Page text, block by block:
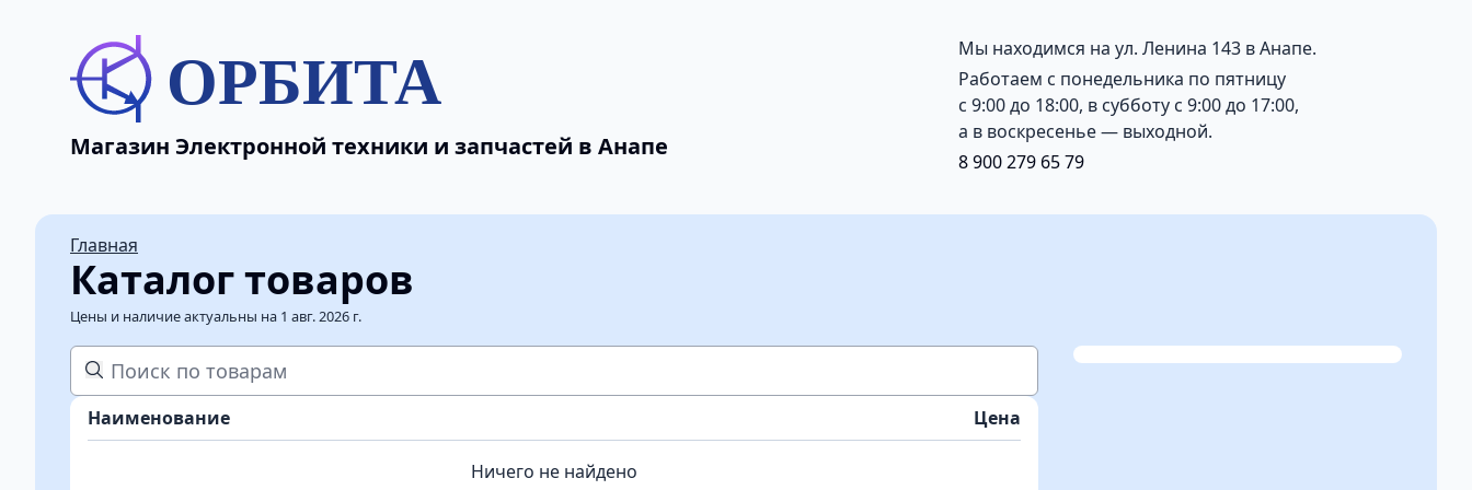
ОРБИТА
Магазин Электронной техники и запчастей в Анапе
Мы находимся на ул. Ленина 143 в Анапе.
Работаем с понедельника по пятницу
с 9:00 до 18:00, в субботу с 9:00 до 17:00,
а в воскресенье — выходной.
8 900 279 65 79
Главная
Каталог товаров
Цены и наличие актуальны на 1 авг. 2026 г.
Наименование Цена
Ничего не найдено